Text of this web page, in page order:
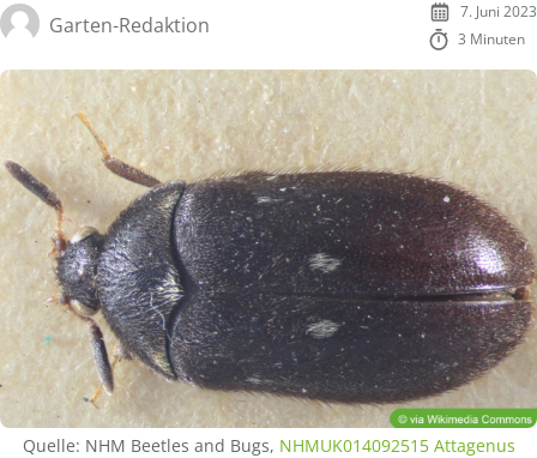
Garten-Redaktion
7. Juni 2023
3 Minuten
Quelle: NHM Beetles and Bugs, NHMUK014092515 Attagenus